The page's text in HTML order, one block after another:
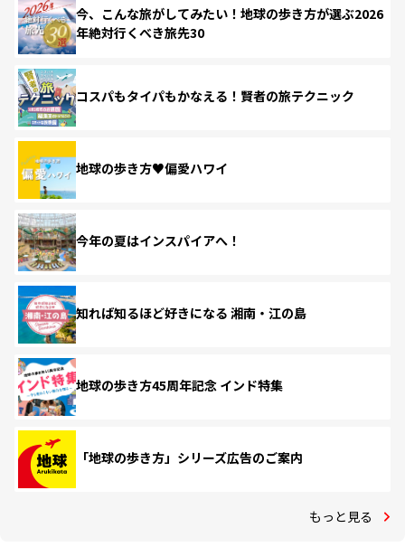
今、こんな旅がしてみたい！地球の歩き方が選ぶ2026
年絶対行くべき旅先30
コスパもタイパもかなえる！賢者の旅テクニック
地球の歩き方♥偏愛ハワイ
今年の夏はインスパイアへ！
知れば知るほど好きになる 湘南・江の島
地球の歩き方45周年記念 インド特集
「地球の歩き方」シリーズ広告のご案内
もっと見る